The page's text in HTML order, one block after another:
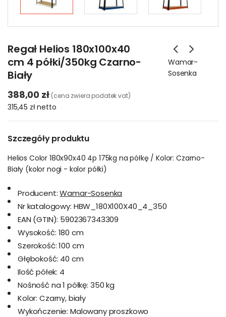
Regał Helios 180x100x40
cm 4 półki/350kg Czarno-
Biały
Wamar-
Sosenka
388,00 zł (cena zwiera podatek vat)
315,45 złnetto
Szczegóły produktu
Helios Color 180x90x40 4p 175kg na półkę / Kolor: Czarno-
Biały (kolor nogi - kolor półki)
Producent: Wamar-Sosenka
Nr katalogowy: HBW_180X100X40_4_350
EAN (GTIN): 5902367343309
Wysokość: 180 cm
Szerokość: 100 cm
Głębokość: 40 cm
Ilość półek: 4
Nośność na 1 półkę: 350 kg
Kolor: Czarny, biały
Wykończenie: Malowany proszkowo